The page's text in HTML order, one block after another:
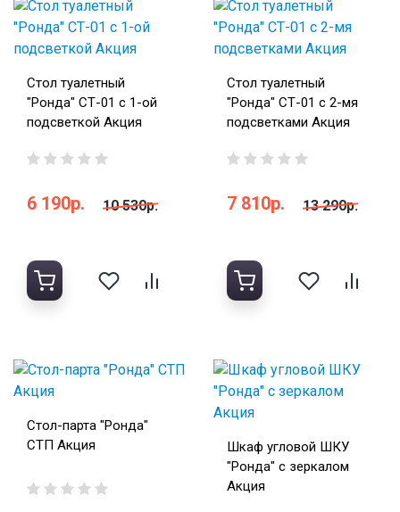
Стол туалетный
"Ронда" СТ-01 с 1-ой
подсветкой Акция
6 190р. 10 530р.
Стол туалетный
"Ронда" СТ-01 с 2-мя
подсветками Акция
7 810р. 13 290р.
Стол-парта "Ронда"
СТП Акция
Шкаф угловой ШКУ
"Ронда" с зеркалом
Акция